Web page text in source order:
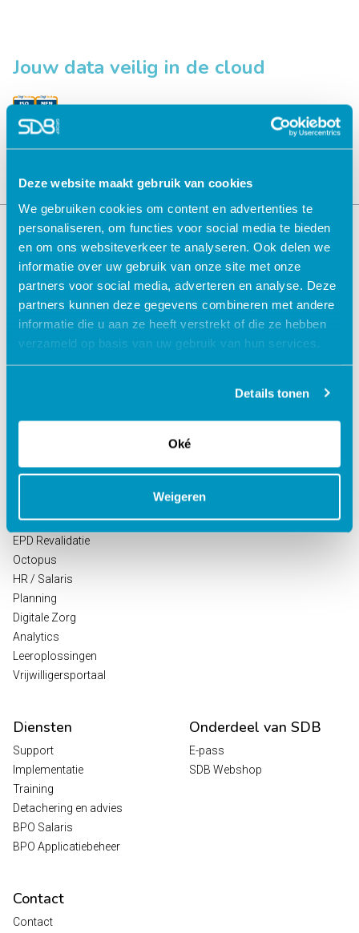
Deze website maakt gebruik van cookies
We gebruiken cookies om content en advertenties te
personaliseren, om functies voor social media te bieden
en om ons websiteverkeer te analyseren. Ook delen we
informatie over uw gebruik van onze site met onze
partners voor social media, adverteren en analyse. Deze
partners kunnen deze gegevens combineren met andere
informatie die u aan ze heeft verstrekt of die ze hebben
verzameld op basis van uw gebruik van hun services.
Details tonen
Oké
Weigeren
Jouw data veilig in de cloud
Oplossingen voor de
EPD Geestelijke
behandelcentra
EPD Revalidatie
Octopus
HR / Salaris
Planning
Digitale Zorg
Analytics
Leeroplossingen
Vrijwilligersportaal
Oplossingen voor de
kinderopvang
Oudercommunicatie
HR / Salaris
Diensten
Support
Implementatie
Training
Detachering en advies
BPO Salaris
BPO Applicatiebeheer
Onderdeel van SDB
E-pass
SDB Webshop
Contact
Contact